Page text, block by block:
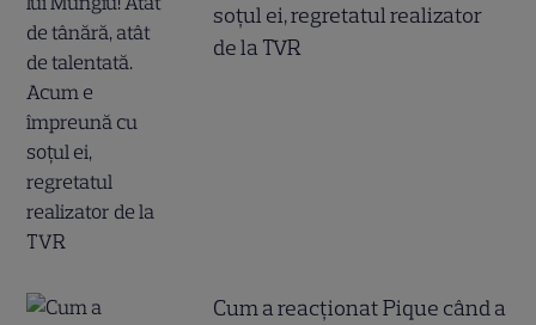
soțul ei, regretatul realizator
de la TVR
Cum a reacționat Pique când a